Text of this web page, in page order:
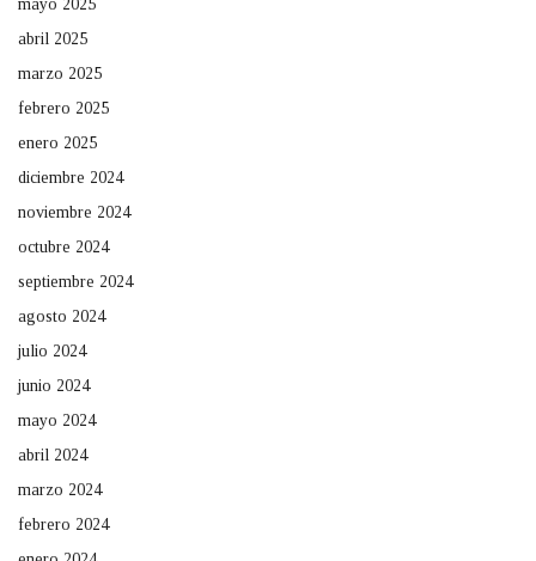
mayo 2025
abril 2025
marzo 2025
febrero 2025
enero 2025
diciembre 2024
noviembre 2024
octubre 2024
septiembre 2024
agosto 2024
julio 2024
junio 2024
mayo 2024
abril 2024
marzo 2024
febrero 2024